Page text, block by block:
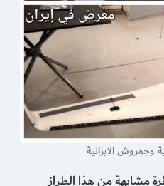
وجمروش الايرانية
مشابهة من هذا الطراز